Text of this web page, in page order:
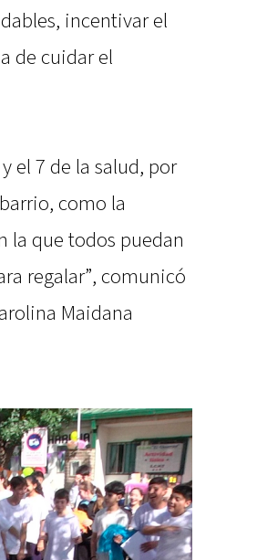
incentivar el
de cuidar el
el 7 de la salud, por
como la
la que todos puedan
regalar”, comunicó
Maidana